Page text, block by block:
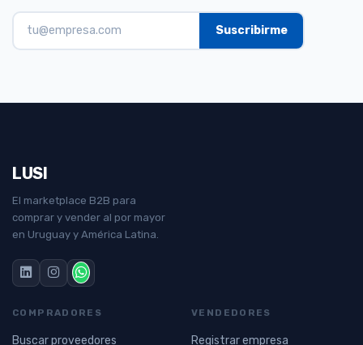
LUSI
El marketplace B2B para
comprar y vender al por mayor
en Uruguay y América Latina.
COMPRADORES
Buscar proveedores
VENDEDORES
Registrar empresa